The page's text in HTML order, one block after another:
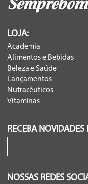
LOJA:
Academia
Alimentos e Bebidas
Beleza e Saúde
Lançamentos
Nutracêuticos
Vitaminas
RECEBA
NOSSAS REDES